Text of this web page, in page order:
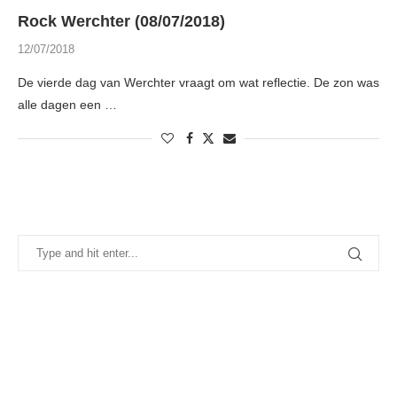
Rock Werchter (08/07/2018)
12/07/2018
De vierde dag van Werchter vraagt om wat reflectie. De zon was
alle dagen een …